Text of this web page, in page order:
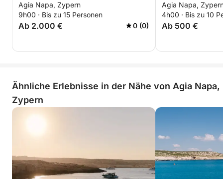
Napa
Agia Napa, Zypern
9h00 · Bis zu 15 Personen
Ab 2.000 € 0 (0)
Agia Napa,
4h00 · Bis zu 10
Ab 500 €
Ähnliche Erlebnisse in der Nähe von Agia Napa,
Zypern